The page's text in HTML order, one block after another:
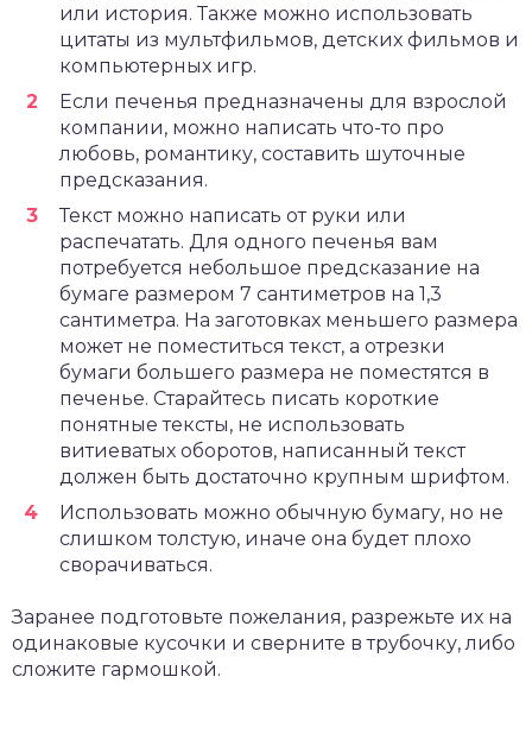
или история. Также можно использовать
цитаты из мультфильмов, детских фильмов и
компьютерных игр.
Если печенья предназначены для взрослой
компании, можно написать что-то про
любовь, романтику, составить шуточные
предсказания.
Текст можно написать от руки или
распечатать. Для одного печенья вам
потребуется небольшое предсказание на
бумаге размером 7 сантиметров на 1,3
сантиметра. На заготовках меньшего размера
может не поместиться текст, а отрезки
бумаги большего размера не поместятся в
печенье. Старайтесь писать короткие
понятные тексты, не использовать
витиеватых оборотов, написанный текст
должен быть достаточно крупным шрифтом.
Использовать можно обычную бумагу, но не
слишком толстую, иначе она будет плохо
сворачиваться.
Заранее подготовьте пожелания, разрежьте их на
одинаковые кусочки и сверните в трубочку, либо
сложите гармошкой.